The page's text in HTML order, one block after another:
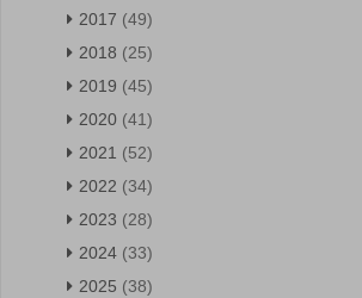
2017 (49)
2018 (25)
2019 (45)
2020 (41)
2021 (52)
2022 (34)
2023 (28)
2024 (33)
2025 (38)